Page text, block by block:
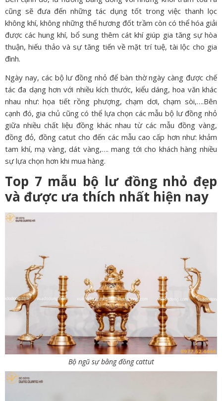
cũng sẽ đưa đến những tác dụng tốt trong việc thanh lọc
không khí, không những thế hương đốt trầm còn có thể hóa giải
được các hung khí, bổ sung thêm cát khí giúp gia tăng sự hòa
thuận, hiếu thảo và sự tăng tiến về mặt trí tuệ, tài lộc cho gia
đình.
Ngày nay, các bộ lư đồng nhỏ để bàn thờ ngày càng được chế
tác đa dạng hơn với nhiều kích thước, kiểu dáng, hoa văn khác
nhau như: họa tiết rồng phượng, chạm dơi, chạm sòi,….Bên
cạnh đó, gia chủ cũng có thể lựa chọn các mẫu bộ lư đồng nhỏ
giữa nhiều chất liệu đồng khác nhau từ các mẫu đồng vàng,
đồng đỏ, đồng catut cho đến các mẫu cao cấp hơn như: khảm
tam khí, mạ vàng, dát vàng,…. mang tới cho khách hàng nhiều
sự lựa chọn hơn khi mua hàng.
Top 7 mẫu bộ lư đồng nhỏ đẹp
và được ưa thích nhất hiện nay
Bộ ngũ sự bằng đồng cattut